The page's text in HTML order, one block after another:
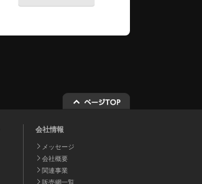
会社情報
メッセージ
会社概要
関連事業
販売網一覧